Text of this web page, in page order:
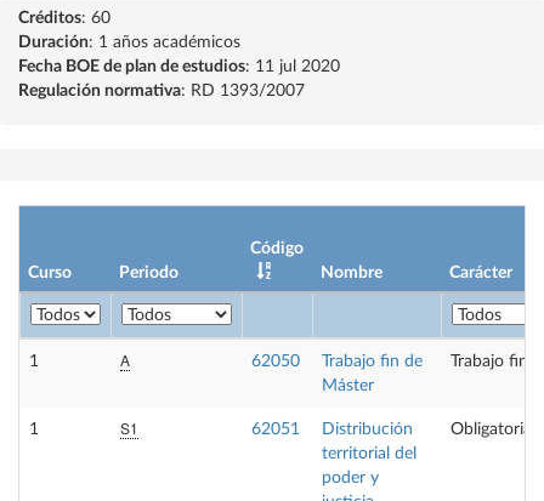
Créditos: 60
Duración: 1 años académicos
Fecha BOE de plan de estudios: 11 jul 2020
Regulación normativa: RD 1393/2007
Curso Periodo
Código
Nombre
Carácter
1 A 62050
Trabajo fin de
Máster
Trabajo fin
1 S1 62051
Distribución
territorial del
poder y
Obligatoria